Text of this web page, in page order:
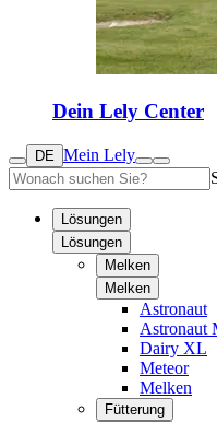
Dein Lely Center
DE Mein Lely
Lösungen
Lösungen
Melken
Melken
Astronaut
Astronaut
Dairy XL
Meteor
Melken
Fütterung